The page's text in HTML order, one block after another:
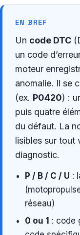
EN BREF
Un code DTC
un code
moteur
anomalie. Il se
(ex. P0420) :
puis quatre
du défaut. La
lisibles sur tout
diagnostic.
P / B / C / U :
réseau)
0 ou 1 : code